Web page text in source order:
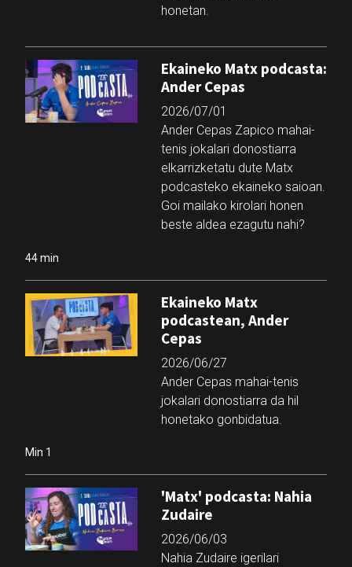
honetan.
Ekaineko Matx podcasta:
Ander Cepas
2026/07/01
Ander Cepas Zapico mahai-
tenis jokalari donostiarra
elkarrizketatu dute Matx
podcasteko ekaineko saioan.
Goi mailako kirolari honen
beste aldea ezagutu nahi?
44 min
Ekaineko Matx
podcastean, Ander
Cepas
2026/06/27
Ander Cepas mahai-tenis
jokalari donostiarra da hil
honetako gonbidatua.
Min 1
'Matx' podcasta: Nahia
Zudaire
2026/06/03
Nahia Zudaire igerilari